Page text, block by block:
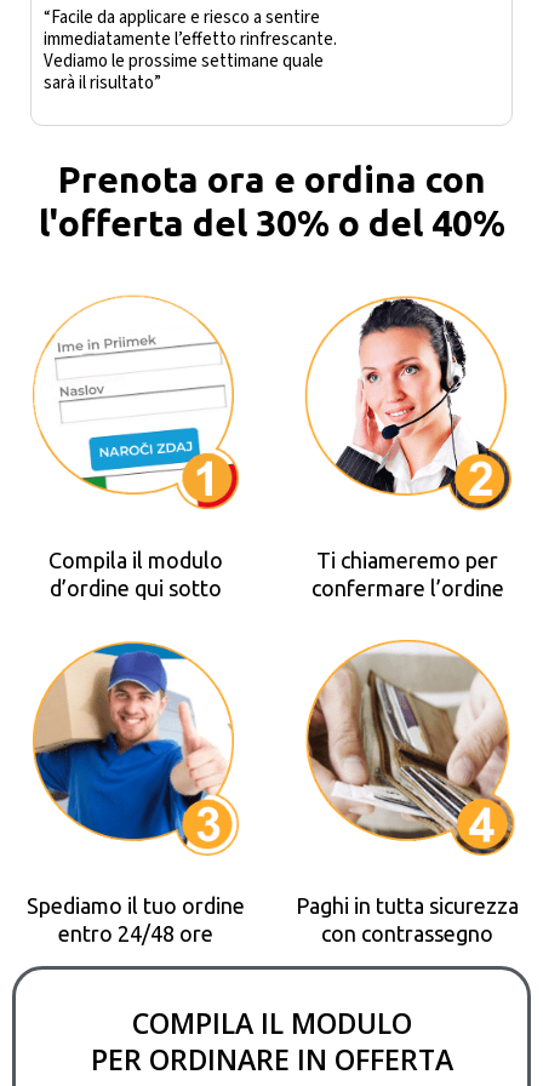
“Facile da applicare e riesco a sentire
immediatamente l’effetto rinfrescante.
Vediamo le prossime settimane quale
sarà il risultato”
Prenota ora e ordina con
l'offerta del 30% o del 40%
Compila il modulo
d’ordine qui sotto
Ti chiameremo per
confermare l’ordine
Spediamo il tuo ordine
entro 24/48 ore
Paghi in tutta sicurezza
con contrassegno
COMPILA IL MODULO
PER ORDINARE IN OFFERTA